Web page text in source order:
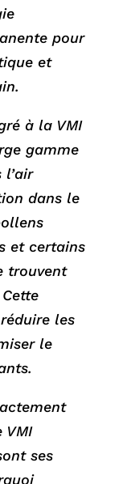
pour
et
à la VMI
gamme
dans le
et certains
trouvent
les
le
VMI
ses